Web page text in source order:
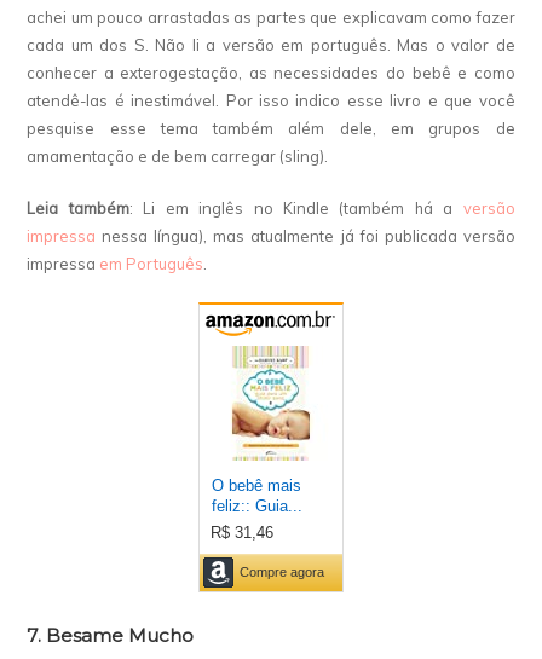
achei um pouco arrastadas as partes que explicavam como fazer
cada um dos S. Não li a versão em português. Mas o valor de
conhecer a exterogestação, as necessidades do bebê e como
atendê-las é inestimável. Por isso indico esse livro e que você
pesquise esse tema também além dele, em grupos de
amamentação e de bem carregar (sling).
Leia também: Li em inglês no Kindle (também há a versão
impressa nessa língua), mas atualmente já foi publicada versão
impressa em Português
7. Besame Mucho